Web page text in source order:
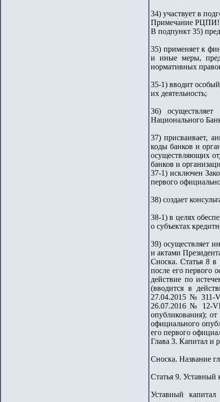
34) участвует в
Примечание РЦПИ!
В подпункт 35)
35) применяет к
и иные меры,
нормативных
35-1) вводит
их деятельность;
36)
Национального
37) присваивает,
коды банков и
осуществляющих
банков и
37-1) исключен
первого
38) создает
38-1) в целях
о субъектах
39) осуществляет
и актами
Сноска. Статья 8
после его первого
действие по
(вводится в
27.04.2015 № 311-
26.07.2016 № 12-
опубликования);
официального
его первого
Глава 3. Капитал и
Сноска. Название
Статья 9. Уставный
Уставный